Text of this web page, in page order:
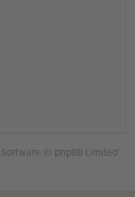
Software © phpBB Limited